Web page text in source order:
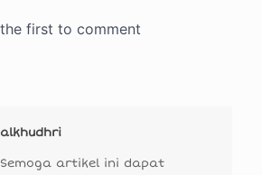
alkhudhri
Semoga artikel ini dapat